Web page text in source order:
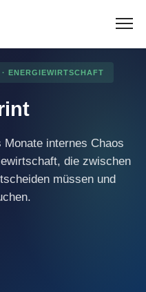
ENERGIEWIRTSCHAFT
internes Chaos
die zwischen
müssen und